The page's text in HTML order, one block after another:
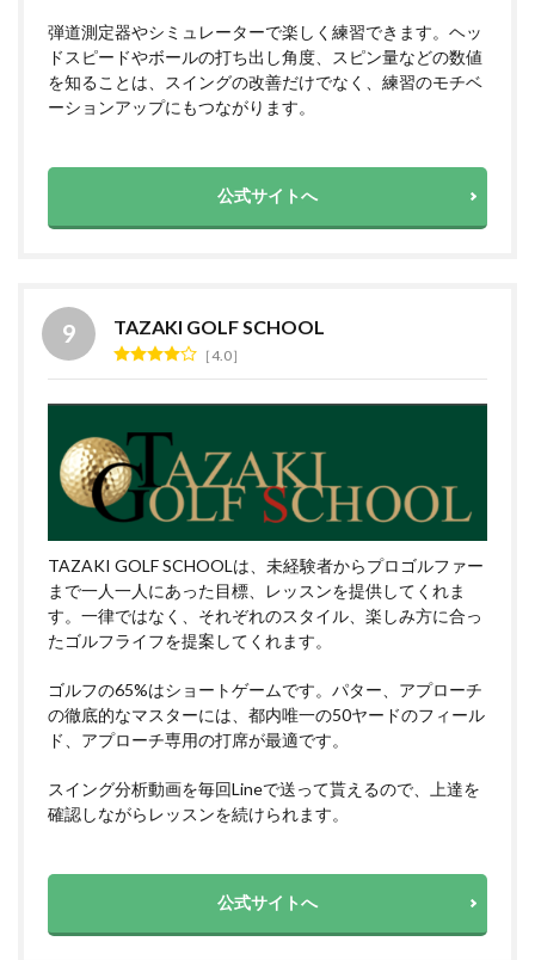
弾道測定器やシミュレーターで楽しく練習できます。ヘッ
ドスピードやボールの打ち出し角度、スピン量などの数値
を知ることは、スイングの改善だけでなく、練習のモチベ
ーションアップにもつながります。
公式サイトへ
TAZAKI GOLF SCHOOL
4.0
TAZAKI GOLF SCHOOLは、未経験者からプロゴルファー
まで一人一人にあった目標、レッスンを提供してくれま
す。一律ではなく、それぞれのスタイル、楽しみ方に合っ
たゴルフライフを提案してくれます。
ゴルフの65%はショートゲームです。パター、アプローチ
の徹底的なマスターには、都内唯一の50ヤードのフィール
ド、アプローチ専用の打席が最適です。
スイング分析動画を毎回Lineで送って貰えるので、上達を
確認しながらレッスンを続けられます。
公式サイトへ